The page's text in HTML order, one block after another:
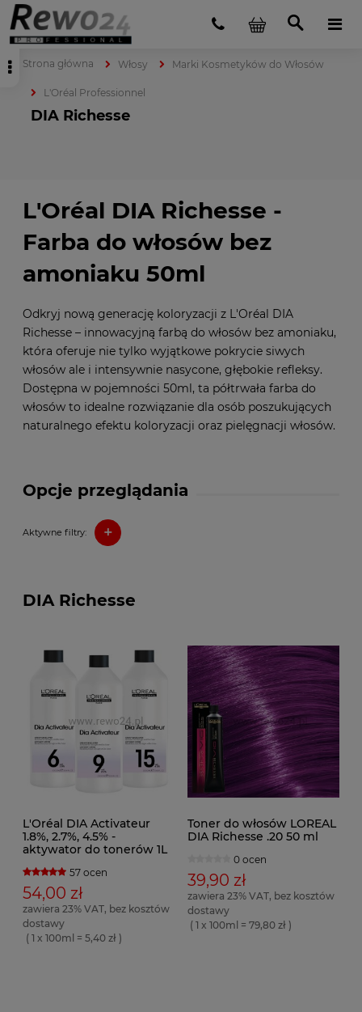
Strona główna Włosy Marki Kosmetyków do Włosów
L'Oréal Professionnel
DIA Richesse
Opcje przeglądania
Aktywne filtry: +
L'Oréal DIA Richesse -
Farba do włosów bez
amoniaku 50ml
Odkryj nową generację koloryzacji z L'Oréal DIA
Richesse – innowacyjną farbą do włosów bez amoniaku,
która oferuje nie tylko wyjątkowe pokrycie siwych
włosów ale i intensywnie nasycone, głębokie refleksy.
Dostępna w pojemności 50ml, ta półtrwała farba do
włosów to idealne rozwiązanie dla osób poszukujących
naturalnego efektu koloryzacji oraz pielęgnacji włosów.
DIA Richesse
L'Oréal DIA Activateur
1.8%, 2.7%, 4.5% -
aktywator do tonerów 1L
57 ocen
54,00 zł
zawiera 23% VAT, bez kosztów
dostawy
( 1 x 100ml = 5,40 zł )
Toner do włosów LOREAL
DIA Richesse .20 50 ml
0 ocen
39,90 zł
zawiera 23% VAT, bez kosztów
dostawy
( 1 x 100ml = 79,80 zł )